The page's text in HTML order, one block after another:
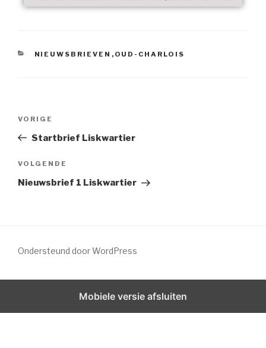
NIEUWSBRIEVEN , OUD-CHARLOIS
VORIGE
Startbrief Liskwartier
VOLGENDE
Nieuwsbrief 1 Liskwartier
Ondersteund door WordPress
Mobiele versie afsluiten